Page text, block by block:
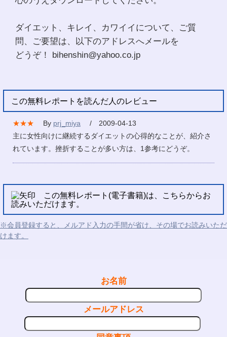
ダイエット、キレイ、カワイイについて、ご質
問、ご要望は、以下のアドレスへメールを
どうぞ！ bihenshin@yahoo.co.jp
この無料レポートを読んだ人のレビュー
★★★ By prj_miya
/ 2009-04-13
主に女性向けに継続するダイエットの心得的なことが、紹介さ
れています。挫折することが多い方は、1参考にどうぞ。
この無料レポート(電子書籍)は、こちらからお
読みいただけます。
※会員登録すると、メルアド入力の手間が省け、その場でお読みいただ
けます。
お名前
メールアドレス